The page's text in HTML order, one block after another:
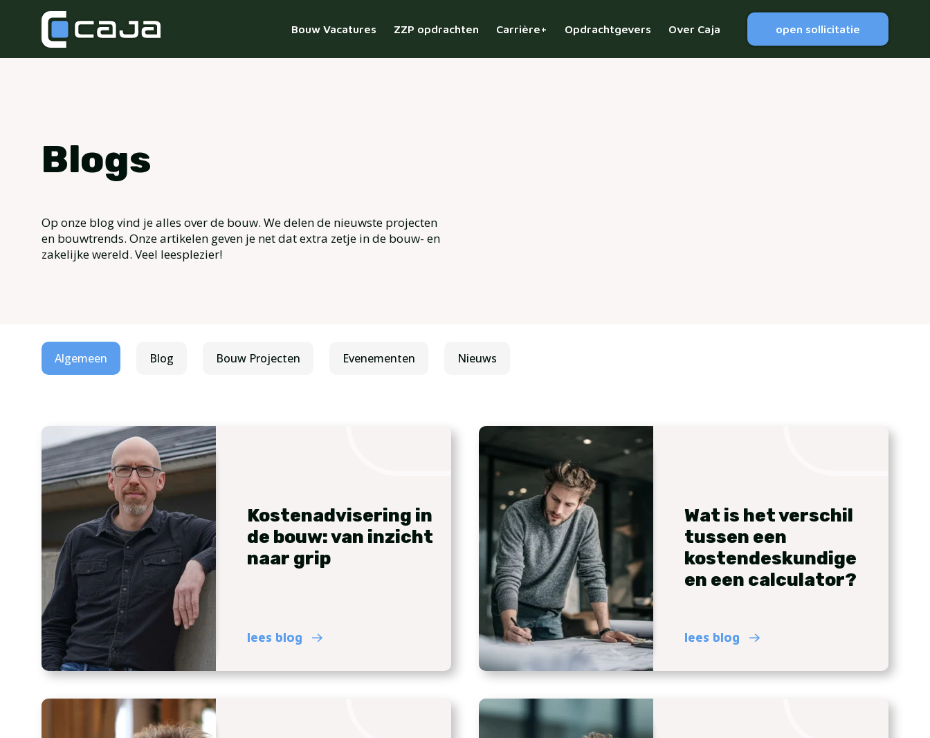
Bouw Vacatures ZZP opdrachten Carrière+ Opdrachtgevers Over Caja open sollicitatie
Blogs
Op onze blog vind je alles over de bouw. We delen de nieuwste projecten
en bouwtrends. Onze artikelen geven je net dat extra zetje in de bouw- en
zakelijke wereld. Veel leesplezier!
Algemeen Blog Bouw Projecten Evenementen Nieuws
Kostenadvisering in
de bouw: van inzicht
naar grip
lees blog
Wat is het verschil
tussen een
kostendeskundige
en een calculator?
lees blog